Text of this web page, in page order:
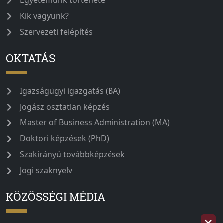
Kik vagyunk?
Szervezeti felépítés
OKTATÁS
Igazságügyi igazgatás (BA)
Jogász osztatlan képzés
Master of Business Administration (MA)
Doktori képzések (PhD)
Szakirányú továbbképzések
Jogi szaknyelv
KÖZÖSSÉGI MÉDIA